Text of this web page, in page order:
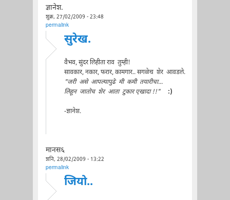
ज्ञानेश.
शुक्र, 27/02/2009 - 23:48
permalink
सुरेख.
वैभव, सुंदर लिहीता राव तुम्ही!
सावकार, नकार, फरार, कामगार.. सगळेच शेर आवडले.
"जरी असे आपल्यापुढे मी कमी तयारीचा...
लिहून जातोच शेर आता टुकार एखादा !!"
:)
-ज्ञानेश.
मानस६
शनि, 28/02/2009 - 13:22
permalink
जियो..